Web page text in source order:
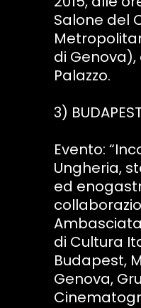
Salone del
di Genova),
Palazzo.
3) BUDAPEST
Evento:
Ungheria,
ed
di Cultura
Budapest,
Genova,